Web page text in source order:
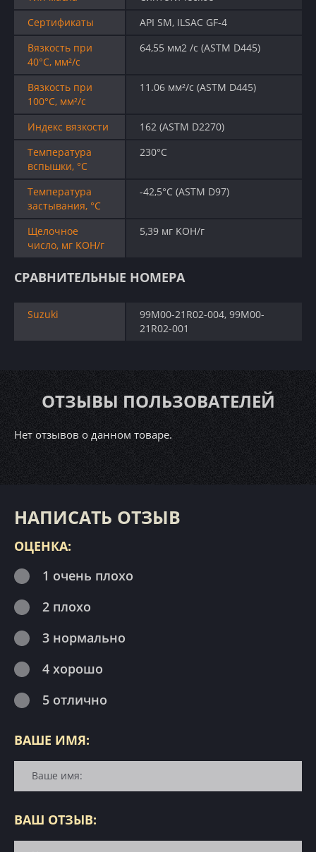
Сертификаты
API SM, ILSAC GF-4
Вязкость при
40°C, мм²/с
64,55 мм2 /c (ASTM D445)
Вязкость при
100°C, мм²/с
11.06 мм²/с (ASTM D445)
Индекс вязкости
162 (ASTM D2270)
Температура
вспышки, °C
230°C
Температура
застывания, °C
-42,5°C (ASTM D97)
Щелочное
число, мг KOH/г
5,39 мг KOH/г
СРАВНИТЕЛЬНЫЕ НОМЕРА
Suzuki
99M00-21R02-004, 99M00-
21R02-001
ОТЗЫВЫ ПОЛЬЗОВАТЕЛЕЙ
Нет отзывов о данном товаре.
НАПИСАТЬ ОТЗЫВ
ОЦЕНКА:
1 очень плохо
2 плохо
3 нормально
4 хорошо
5 отлично
ВАШЕ ИМЯ:
ВАШ ОТЗЫВ: